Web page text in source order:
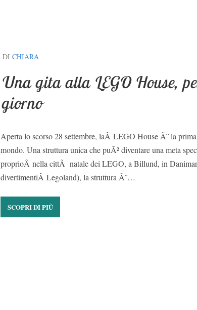
DI CHIARA
Una gita alla LEGO House,
giorno
Aperta lo scorso 28 settembre, laÂ LEGO House Ã¨ la
mondo. Una struttura unica che puÃ² diventare una meta
proprioÂ nella cittÃ natale dei LEGO, a Billund, in
divertimentiÂ Legoland), la struttura Ã¨…
SCOPRI DI PIÙ